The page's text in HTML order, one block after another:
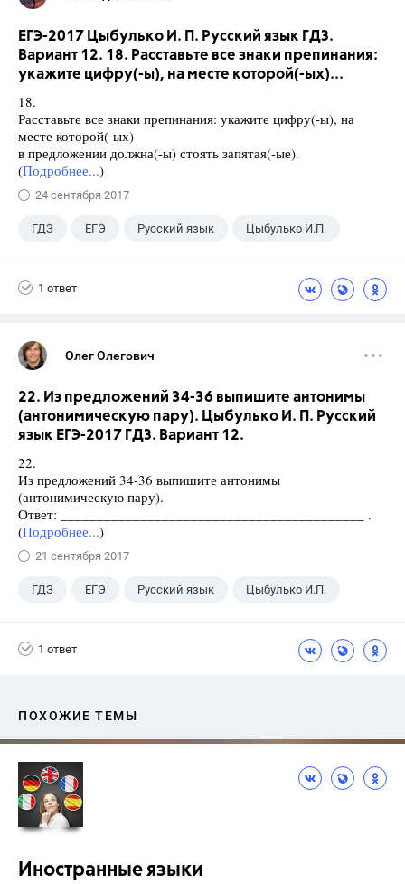
ЕГЭ-2017 Цыбулько И. П. Русский язык ГДЗ.
Вариант 12. 18. Расставьте все знаки препинания:
укажите цифру(-ы), на месте которой(-ых)...
18.
Расставьте все знаки препинания: укажите цифру(-ы), на
месте которой(-ых)
в предложении должна(-ы) стоять запятая(-ые).
(Подробнее...)
24 сентября 2017
ГДЗ ЕГЭ Русский язык Цыбулько И.П.
1 ответ
Олег Олегович
22. Из предложений 34-36 выпишите антонимы
(антонимическую пару). Цыбулько И. П. Русский
язык ЕГЭ-2017 ГДЗ. Вариант 12.
22.
Из предложений 34-36 выпишите антонимы
(антонимическую пару).
Ответ: __________________________________________ .
(Подробнее...)
21 сентября 2017
ГДЗ ЕГЭ Русский язык Цыбулько И.П.
1 ответ
ПОХОЖИЕ ТЕМЫ
Иностранные языки